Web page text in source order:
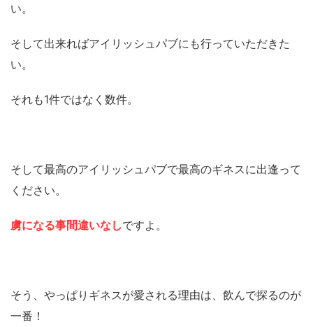
い。
そして出来ればアイリッシュパブにも行っていただきた
い。
それも1件ではなく数件。
そして最高のアイリッシュパブで最高のギネスに出逢って
ください。
虜になる事間違いなしですよ。
そう、やっぱりギネスが愛される理由は、飲んで探るのが
一番！